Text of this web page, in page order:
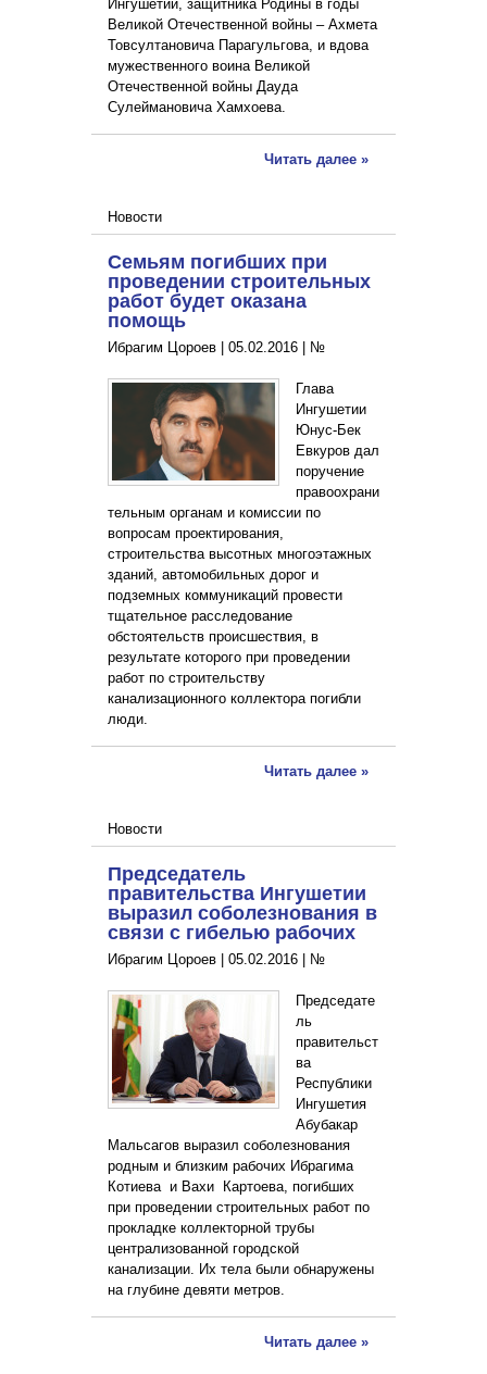
Ингушетии, защитника Родины в годы
Великой Отечественной войны – Ахмета
Товсултановича Парагульгова, и вдова
мужественного воина Великой
Отечественной войны Дауда
Сулеймановича Хамхоева.
Читать далее »
Новости
Семьям погибших при
проведении строительных
работ будет оказана
помощь
Ибрагим Цороев | 05.02.2016 №
Глава
Ингушетии
Юнус-Бек
Евкуров дал
поручение
правоохрани
тельным органам и комиссии по
вопросам проектирования,
строительства высотных многоэтажных
зданий, автомобильных дорог и
подземных коммуникаций провести
тщательное расследование
обстоятельств происшествия, в
результате которого при проведении
работ по строительству
канализационного коллектора погибли
люди.
Читать далее »
Новости
Председатель
правительства Ингушетии
выразил соболезнования в
связи с гибелью рабочих
Ибрагим Цороев | 05.02.2016 №
Председате
ль
правительст
ва
Республики
Ингушетия
Абубакар
Мальсагов выразил соболезнования
родным и близким рабочих Ибрагима
Котиева и Вахи Картоева, погибших
при проведении строительных работ по
прокладке коллекторной трубы
централизованной городской
канализации. Их тела были обнаружены
на глубине девяти метров.
Читать далее »